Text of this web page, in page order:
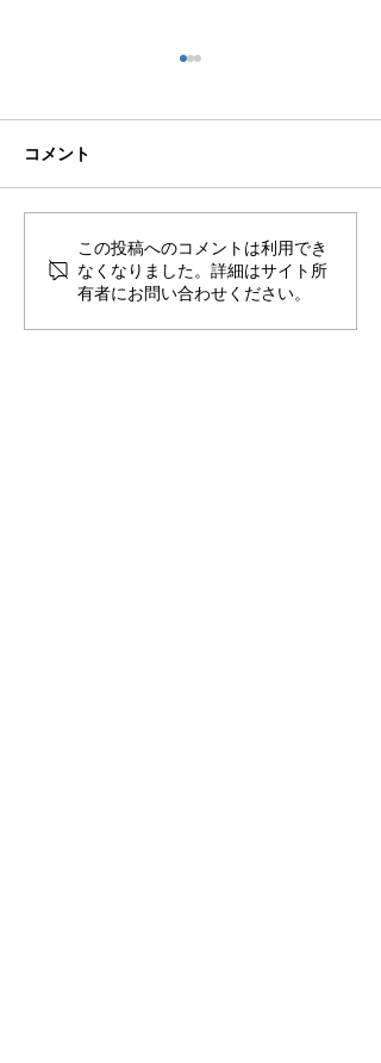
🍻住吉の夜は「さんかく
しかく」さんへ！
コメント
この投稿へのコメントは利用でき
なくなりました。詳細はサイト所
有者にお問い合わせください。